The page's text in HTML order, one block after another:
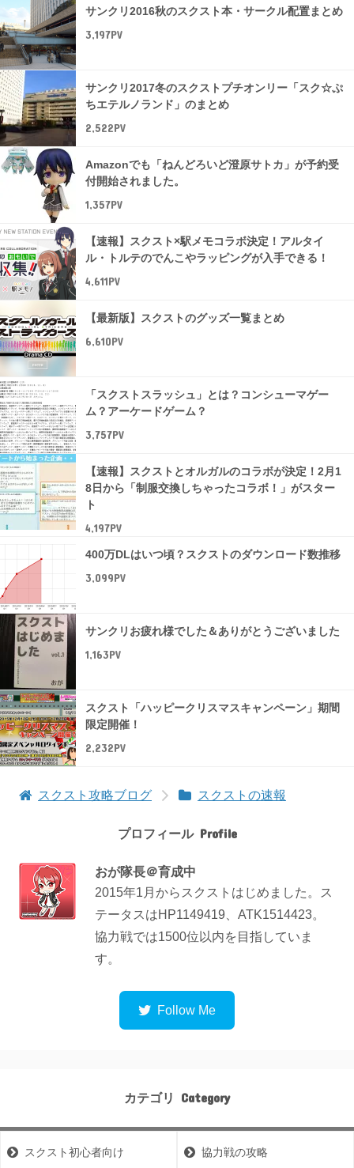
サンクリ2016秋のスクスト本・サークル配置まとめ
3,197PV
サンクリ2017冬のスクストプチオンリー「スク☆ぷ
ちエテルノランド」のまとめ
2,522PV
Amazonでも「ねんどろいど澄原サトカ」が予約受
付開始されました。
1,357PV
【速報】スクスト×駅メモコラボ決定！アルタイ
ル・トルテのでんこやラッピングが入手できる！
4,611PV
【最新版】スクストのグッズ一覧まとめ
6,610PV
「スクストスラッシュ」とは？コンシューマゲー
ム？アーケードゲーム？
3,757PV
【速報】スクストとオルガルのコラボが決定！2月1
8日から「制服交換しちゃったコラボ！」がスター
ト
4,197PV
400万DLはいつ頃？スクストのダウンロード数推移
3,099PV
サンクリお疲れ様でした＆ありがとうございました
1,163PV
スクスト「ハッピークリスマスキャンペーン」期間
限定開催！
2,232PV
スクスト攻略ブログ スクストの速報
プロフィール
おが隊長＠育成中
2015年1月からスクストはじめました。ス
テータスはHP1149419、ATK1514423。
協力戦では1500位以内を目指していま
す。
カテゴリ
スクスト初心者向け 協力戦の攻略